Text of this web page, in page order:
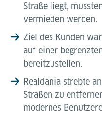
Straße liegt,
vermieden werden.
Ziel des Kunden
auf einer
bereitzustellen.
Realdania strebte
Straßen zu
modernes